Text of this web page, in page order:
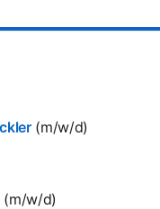
(m/w/d)
(m/w/d)